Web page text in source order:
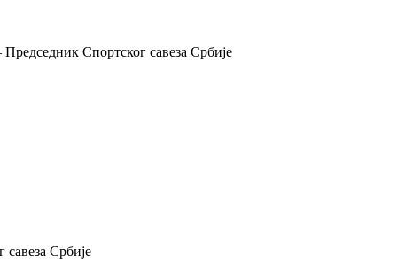
Спортског савеза Србије
савеза Србије